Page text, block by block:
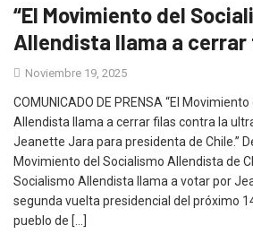
“El Movimiento del
Allendista llama a
Noviembre 19, 2025
COMUNICADO DE PRENSA “El
Allendista llama a cerrar filas contra la
Jeanette Jara para presidenta de Chile.”
Movimiento del Socialismo Allendista de
Socialismo Allendista llama a votar por
segunda vuelta presidencial del próximo
pueblo de […]